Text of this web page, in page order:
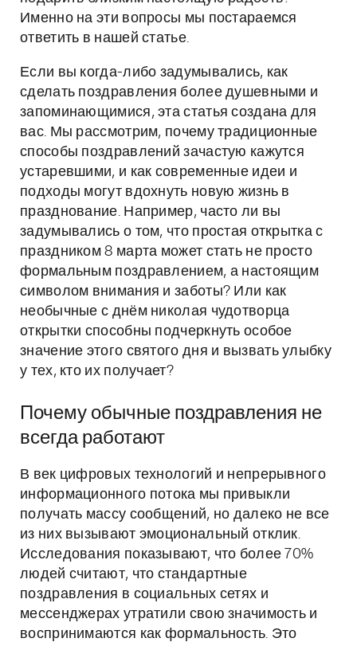
Именно на эти вопросы мы постараемся
ответить в нашей статье.
Если вы когда-либо задумывались, как
сделать поздравления более душевными и
запоминающимися, эта статья создана для
вас. Мы рассмотрим, почему традиционные
способы поздравлений зачастую кажутся
устаревшими, и как современные идеи и
подходы могут вдохнуть новую жизнь в
празднование. Например, часто ли вы
задумывались о том, что простая открытка с
праздником 8 марта может стать не просто
формальным поздравлением, а настоящим
символом внимания и заботы? Или как
необычные с днём николая чудотворца
открытки способны подчеркнуть особое
значение этого святого дня и вызвать улыбку
у тех, кто их получает?
Почему обычные поздравления не
всегда работают
В век цифровых технологий и непрерывного
информационного потока мы привыкли
получать массу сообщений, но далеко не все
из них вызывают эмоциональный отклик.
Исследования показывают, что более 70%
людей считают, что стандартные
поздравления в социальных сетях и
мессенджерах утратили свою значимость и
воспринимаются как формальность. Это